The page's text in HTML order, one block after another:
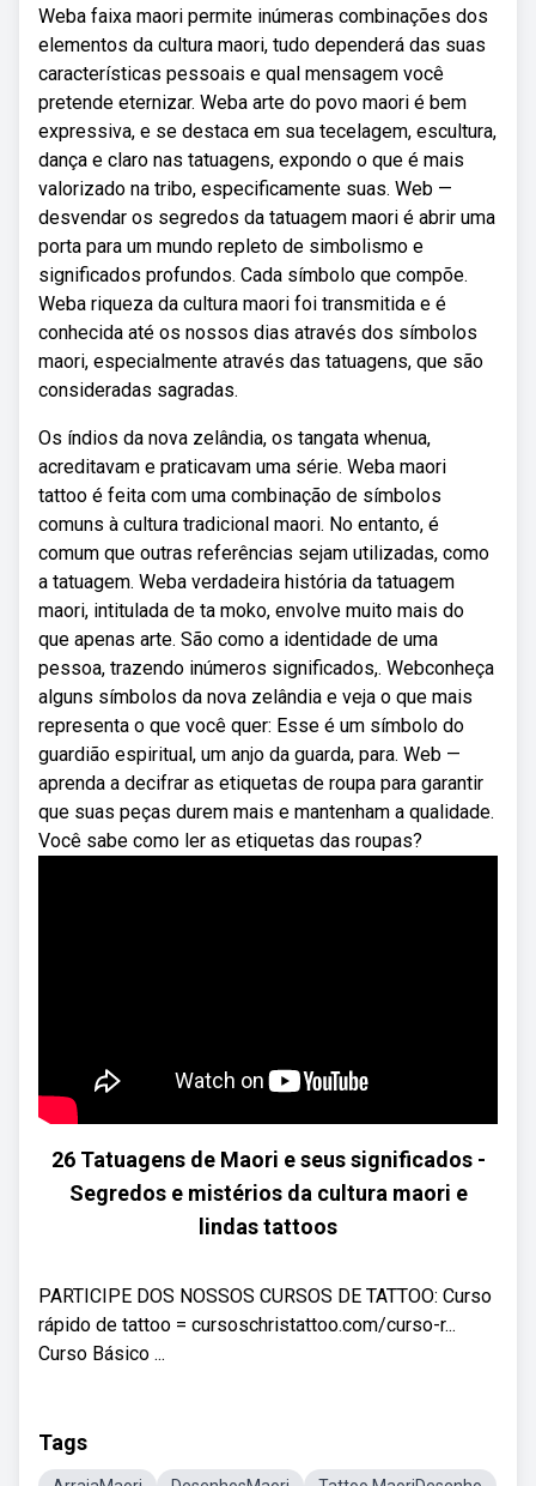
Weba faixa maori permite inúmeras combinações dos
elementos da cultura maori, tudo dependerá das suas
características pessoais e qual mensagem você
pretende eternizar. Weba arte do povo maori é bem
expressiva, e se destaca em sua tecelagem, escultura,
dança e claro nas tatuagens, expondo o que é mais
valorizado na tribo, especificamente suas. Web —
desvendar os segredos da tatuagem maori é abrir uma
porta para um mundo repleto de simbolismo e
significados profundos. Cada símbolo que compõe.
Weba riqueza da cultura maori foi transmitida e é
conhecida até os nossos dias através dos símbolos
maori, especialmente através das tatuagens, que são
consideradas sagradas.
Os índios da nova zelândia, os tangata whenua,
acreditavam e praticavam uma série. Weba maori
tattoo é feita com uma combinação de símbolos
comuns à cultura tradicional maori. No entanto, é
comum que outras referências sejam utilizadas, como
a tatuagem. Weba verdadeira história da tatuagem
maori, intitulada de ta moko, envolve muito mais do
que apenas arte. São como a identidade de uma
pessoa, trazendo inúmeros significados,. Webconheça
alguns símbolos da nova zelândia e veja o que mais
representa o que você quer: Esse é um símbolo do
guardião espiritual, um anjo da guarda, para. Web —
aprenda a decifrar as etiquetas de roupa para garantir
que suas peças durem mais e mantenham a qualidade.
Você sabe como ler as etiquetas das roupas?
26 Tatuagens de Maori e seus significados -
Segredos e mistérios da cultura maori e
lindas tattoos
PARTICIPE DOS NOSSOS CURSOS DE TATTOO: Curso
rápido de tattoo = cursoschristattoo.com/curso-r...
Curso Básico ...
Tags